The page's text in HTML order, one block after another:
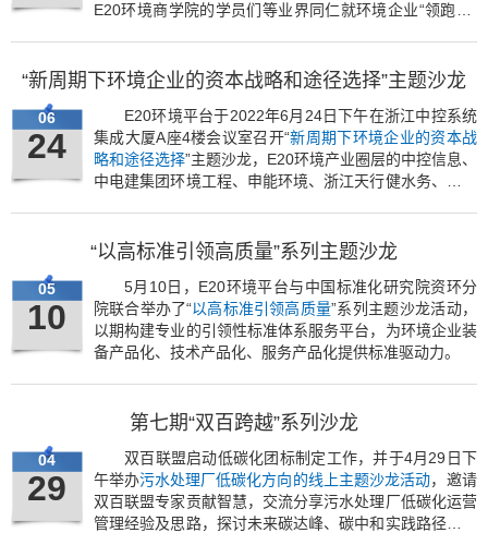
E20环境商学院的学员们等业界同仁就环境企业“领跑者”
“新周期下环境企业的资本战略和途径选择”主题沙龙
06
24
E20环境平台于2022年6月24日下午在浙江中控系统
集成大厦A座4楼会议室召开“新周期下环境企业的资本战
略和途径选择”主题沙龙，E20环境产业圈层的中控信息、
中电建集团环境工程、申能环境、浙江天行健水务、山东
立上市进行了深入探讨。
“以高标准引领高质量”系列主题沙龙
05
10
5月10日，E20环境平台与中国标准化研究院资环分
院联合举办了“以高标准引领高质量”系列主题沙龙活动，
以期构建专业的引领性标准体系服务平台，为环境企业装
备产品化、技术产品化、服务产品化提供标准驱动力。
第七期“双百跨越”系列沙龙
04
29
双百联盟启动低碳化团标制定工作，并于4月29日下
午举办污水处理厂低碳化方向的线上主题沙龙活动，邀请
双百联盟专家贡献智慧，交流分享污水处理厂低碳化运营
管理经验及思路，探讨未来碳达峰、碳中和实践路径与方